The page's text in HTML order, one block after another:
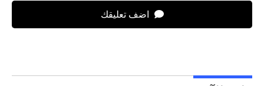
اضف تعليقك